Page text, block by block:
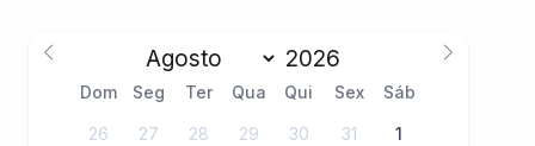
Dom Seg Ter Qua Qui Sex Sáb
26 27 28 29 30 31 1